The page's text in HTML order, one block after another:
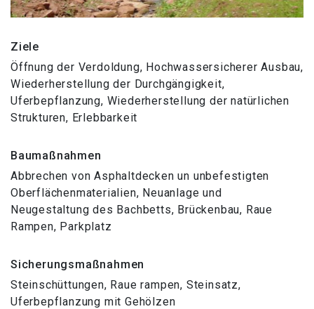
Ziele
Öffnung der Verdoldung, Hochwassersicherer Ausbau,
Wiederherstellung der Durchgängigkeit,
Uferbepflanzung, Wiederherstellung der natürlichen
Strukturen, Erlebbarkeit
Baumaßnahmen
Abbrechen von Asphaltdecken un unbefestigten
Oberflächenmaterialien, Neuanlage und
Neugestaltung des Bachbetts, Brückenbau, Raue
Rampen, Parkplatz
Sicherungsmaßnahmen
Steinschüttungen, Raue rampen, Steinsatz,
Uferbepflanzung mit Gehölzen